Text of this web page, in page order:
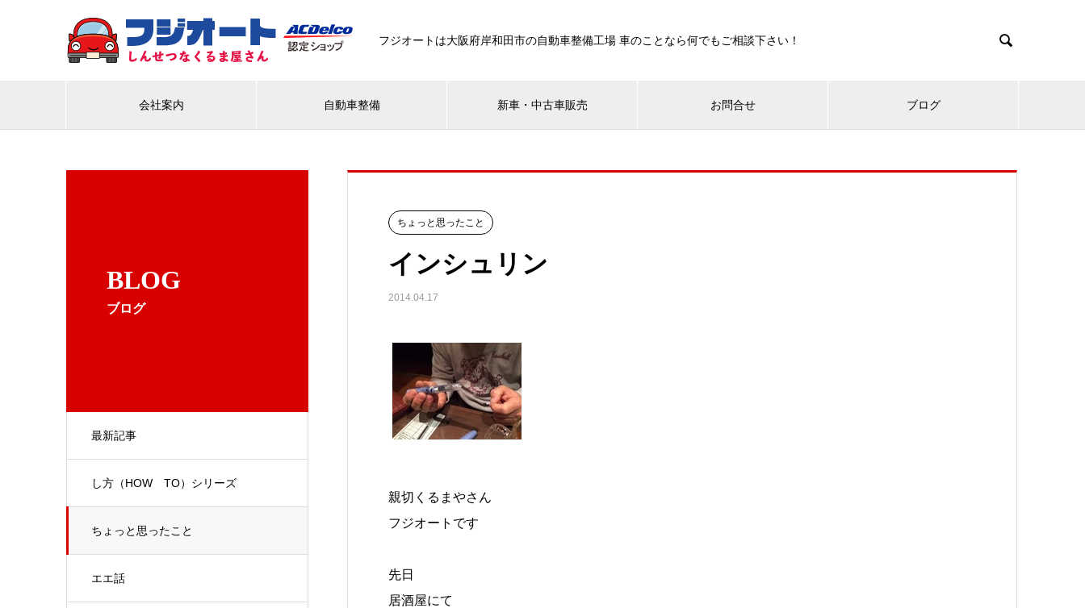
フジオートは大阪府岸和田市の自動車整備工場 車のことなら何でもご相談下さい！ 
会社案内 自動車整備 新車・中古車販売 お問合せ ブログ
BLOG
ブログ
最新記事
し方（HOW TO）シリーズ
ちょっと思ったこと
エエ話
ちょっと思ったこと
インシュリン
2014.04.17
親切くるまやさん
フジオートです
先日
居酒屋にて